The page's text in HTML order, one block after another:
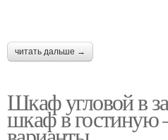
читать дальше →
Шкаф угловой в
шкаф в